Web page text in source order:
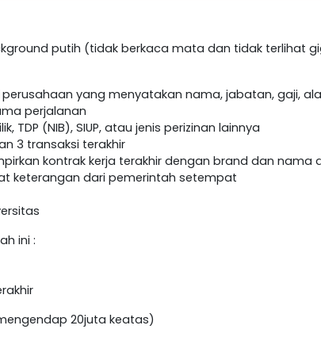
putih (tidak berkaca mata dan tidak terlihat
yang menyatakan nama, jabatan, gaji,
perjalanan
TDP (NIB), SIUP, atau jenis perizinan lainnya
3 transaksi terakhir
kontrak kerja terakhir dengan brand dan
keterangan dari pemerintah setempat
ini :
20juta keatas)